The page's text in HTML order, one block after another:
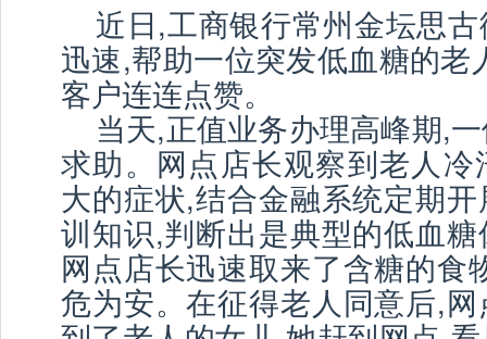
近日,工商银行常州金坛思
迅速,帮助一位突发低血糖的老
客户连连点赞。
当天,正值业务办理高峰期,
求助。网点店长观察到老人
大的症状,结合金融系统定期
训知识,判断出是典型的低血
网点店长迅速取来了含糖的食
危为安。在征得老人同意后,